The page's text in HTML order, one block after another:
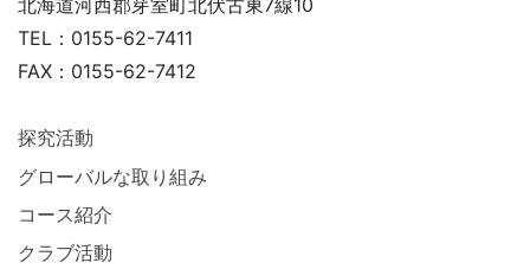
北海道河西郡芽室町北伏古東7線10
TEL：0155-62-7411
FAX：0155-62-7412
探究活動
グローバルな取り組み
コース紹介
クラブ活動